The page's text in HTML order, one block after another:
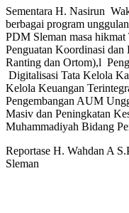
Sementara H. Nasirun
berbagai program
PDM Sleman masa
Penguatan Koordinasi dan
Ranting dan Ortom),l
Digitalisasi Tata Kelola
Kelola Keuangan
Pengembangan AUM
Masiv dan Peningkatan
Muhammadiyah Bidang
Reportase H. Wahdan A
Sleman